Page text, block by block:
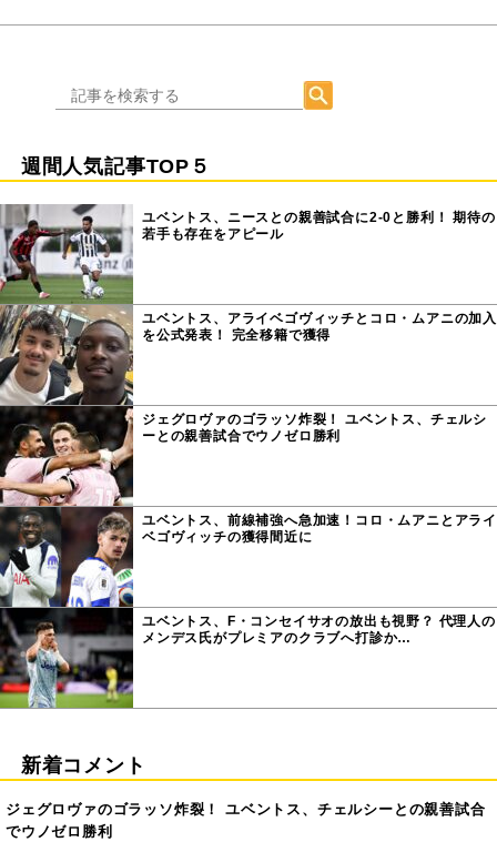
週間人気記事TOP５
ユベントス、ニースとの親善試合に2-0と勝利！ 期待の
若手も存在をアピール
ユベントス、アライベゴヴィッチとコロ・ムアニの加入
を公式発表！ 完全移籍で獲得
ジェグロヴァのゴラッソ炸裂！ ユベントス、チェルシ
ーとの親善試合でウノゼロ勝利
ユベントス、前線補強へ急加速！コロ・ムアニとアライ
ベゴヴィッチの獲得間近に
ユベントス、F・コンセイサオの放出も視野？ 代理人の
メンデス氏がプレミアのクラブへ打診か…
新着コメント
ジェグロヴァのゴラッソ炸裂！ ユベントス、チェルシーとの親善試合
でウノゼロ勝利